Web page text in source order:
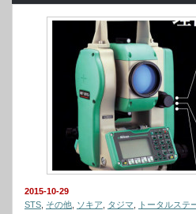
2015-10-29
STS その他 ソキア タジマ トータルステ